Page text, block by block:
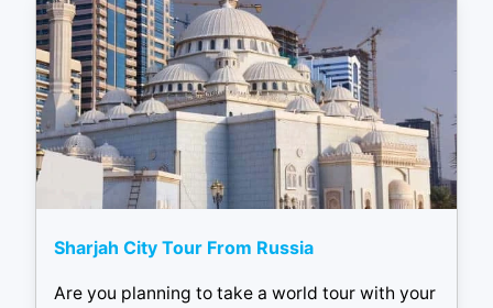
Sharjah City Tour From Russia
Are you planning to take a world tour with your